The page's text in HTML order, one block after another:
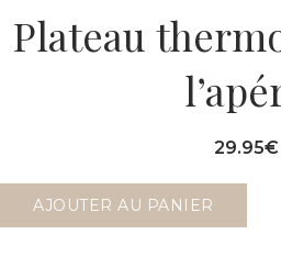
Plateau
29.95€
AJOUTER AU PANIER